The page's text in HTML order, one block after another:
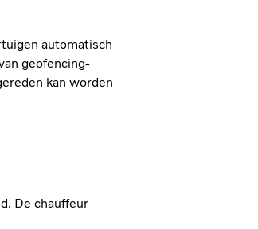
automatisch
geofencing-
kan worden
De chauffeur